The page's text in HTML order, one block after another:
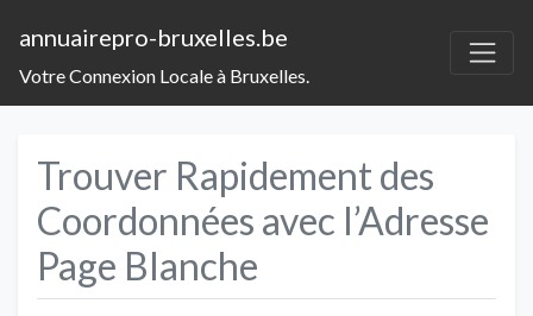
annuairepro-bruxelles.be
Votre Connexion Locale à Bruxelles.
Trouver Rapidement des
Coordonnées avec l’Adresse
Page Blanche